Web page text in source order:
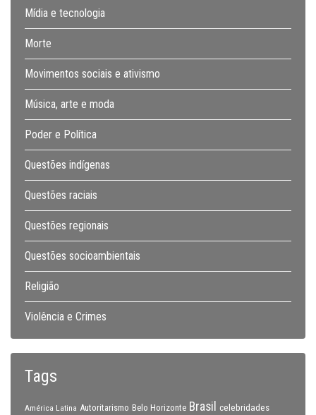
Mídia e tecnologia
Morte
Movimentos sociais e ativismo
Música, arte e moda
Poder e Política
Questões indígenas
Questões raciais
Questões regionais
Questões socioambientais
Religião
Violência e Crimes
Tags
América Latina Autoritarismo Belo Horizonte Brasil celebridades